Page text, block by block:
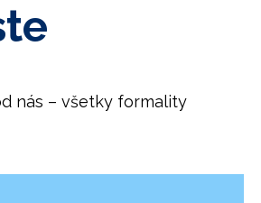
nás – všetky formality